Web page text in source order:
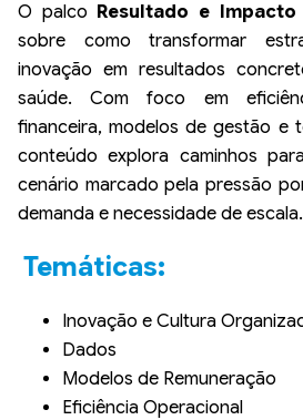
O palco Resultado e Impacto
sobre como transformar
inovação em resultados
saúde. Com foco em
financeira, modelos de gestão e
conteúdo explora caminhos
cenário marcado pela pressão
demanda e necessidade de escala.
Temáticas:
Inovação e Cultura
Dados
Modelos de Remuneração
Eficiência Operacional